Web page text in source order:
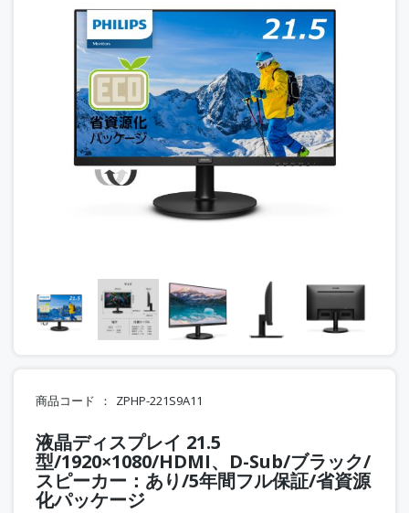
商品コード ZPHP-221S9A11
液晶ディスプレイ 21.5
型/1920×1080/HDMI、D-Sub/ブラック/
スピーカー：あり/5年間フル保証/省資源
化パッケージ